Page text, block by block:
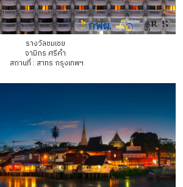
รางวัลชมเชย
จามิกร ศรีคำ
สถานที่ : สาทร กรุงเทพฯ